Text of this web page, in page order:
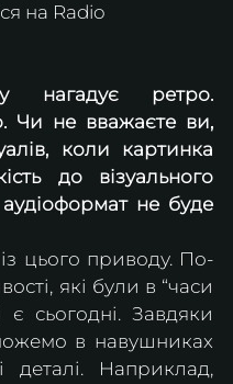
на Radio
ретро.
Чи не вважаєте ви,
коли картинка
до візуального
не буде
цього приводу. По-
які були в “часи
є сьогодні. Завдяки
в навушниках
деталі. Наприклад,